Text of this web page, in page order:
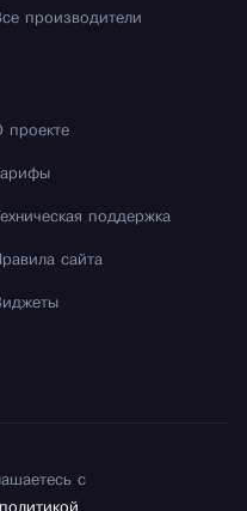
производители
проекте
Тарифы
Техническая поддержка
Правила сайта
с